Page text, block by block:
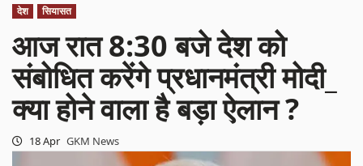
देश सियासत
आज रात 8:30 बजे देश को
संबोधित करेंगे प्रधानमंत्री मोदी_
क्या होने वाला है बड़ा ऐलान ?
18 Apr GKM News